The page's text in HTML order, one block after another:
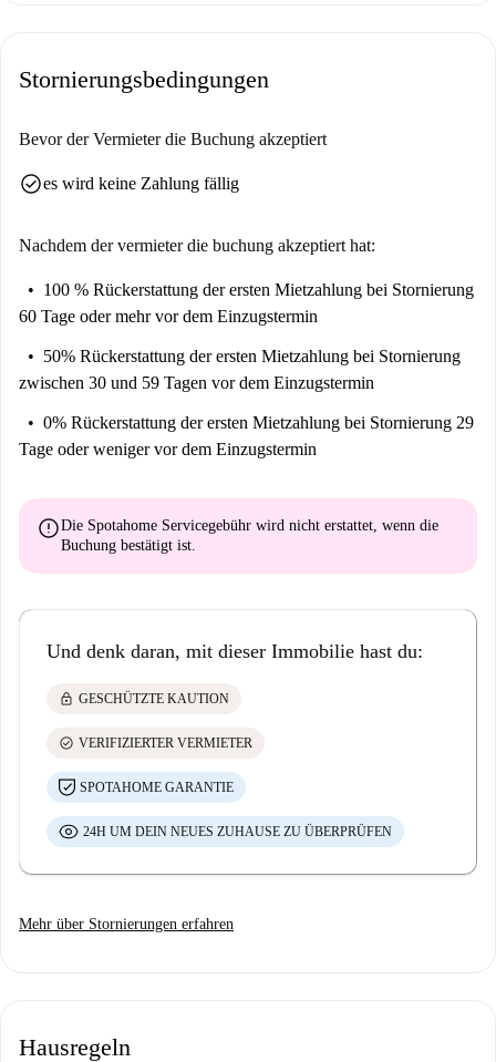
Stornierungsbedingungen
Bevor der Vermieter die Buchung akzeptiert
check_circlees wird keine Zahlung fällig
Nachdem der vermieter die buchung akzeptiert hat:
100 % Rückerstattung der ersten Mietzahlung bei Stornierung
60 Tage oder mehr vor dem Einzugstermin
50% Rückerstattung der ersten Mietzahlung bei Stornierung
zwischen 30 und 59 Tagen vor dem Einzugstermin
0% Rückerstattung der ersten Mietzahlung bei Stornierung 29
Tage oder weniger vor dem Einzugstermin
errorDie Spotahome Servicegebühr wird nicht erstattet , wenn die
Buchung bestätigt ist.
Und denk daran, mit dieser Immobilie hast du:
lock GESCHÜTZTE KAUTION
check_circle VERIFIZIERTER VERMIETER
SPOTAHOME GARANTIE
24H UM DEIN NEUES ZUHAUSE ZU ÜBERPRÜFEN
Mehr über Stornierungen erfahren
Hausregeln